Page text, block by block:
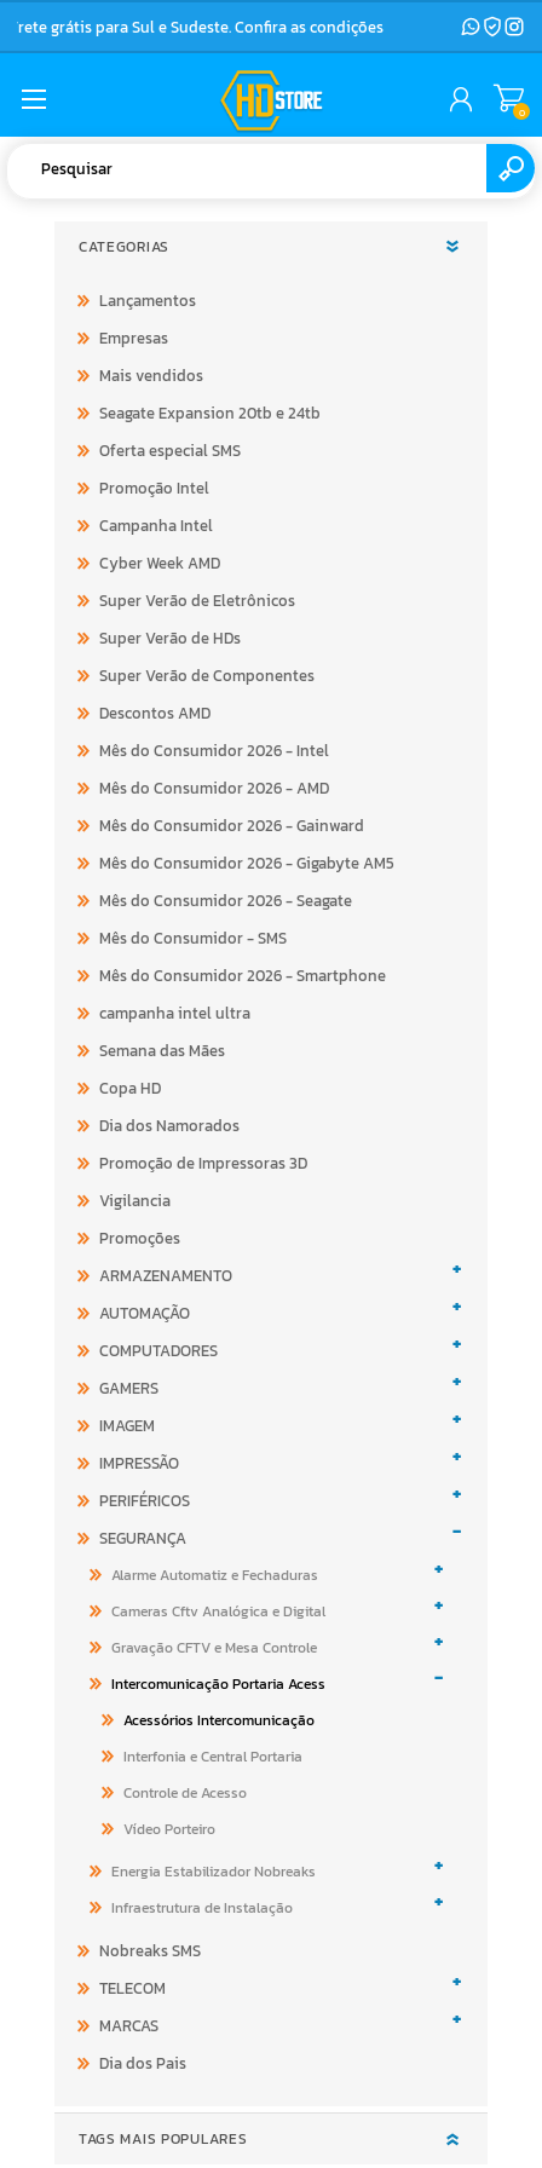
Frete grátis para Sul e Sudeste. Confira as condições
0
CATEGORIAS
Lançamentos
Empresas
Mais vendidos
Seagate Expansion 20tb e 24tb
Oferta especial SMS
Promoção Intel
Campanha Intel
Cyber Week AMD
Super Verão de Eletrônicos
Super Verão de HDs
Super Verão de Componentes
Descontos AMD
Mês do Consumidor 2026 - Intel
Mês do Consumidor 2026 - AMD
Mês do Consumidor 2026 - Gainward
Mês do Consumidor 2026 - Gigabyte AM5
Mês do Consumidor 2026 - Seagate
Mês do Consumidor - SMS
Mês do Consumidor 2026 - Smartphone
campanha intel ultra
Semana das Mães
Copa HD
Dia dos Namorados
Promoção de Impressoras 3D
Vigilancia
Promoções
ARMAZENAMENTO
+
AUTOMAÇÃO +
COMPUTADORES +
GAMERS +
IMAGEM +
IMPRESSÃO +
PERIFÉRICOS +
SEGURANÇA -
Alarme Automatiz e Fechaduras +
Cameras Cftv Analógica e Digital +
Gravação CFTV e Mesa Controle +
Intercomunicação Portaria Acess -
Acessórios Intercomunicação
Interfonia e Central Portaria
Controle de Acesso
Vídeo Porteiro
Energia Estabilizador Nobreaks
+
Infraestrutura de Instalação +
Nobreaks SMS
TELECOM
+
MARCAS +
Dia dos Pais
TAGS MAIS POPULARES